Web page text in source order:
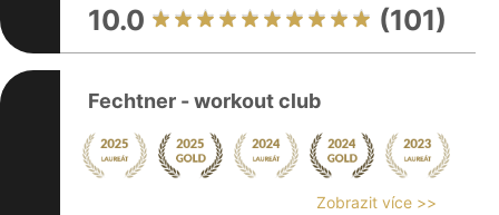
10.0 (101)
Fechtner - workout club
Zobrazit více >>